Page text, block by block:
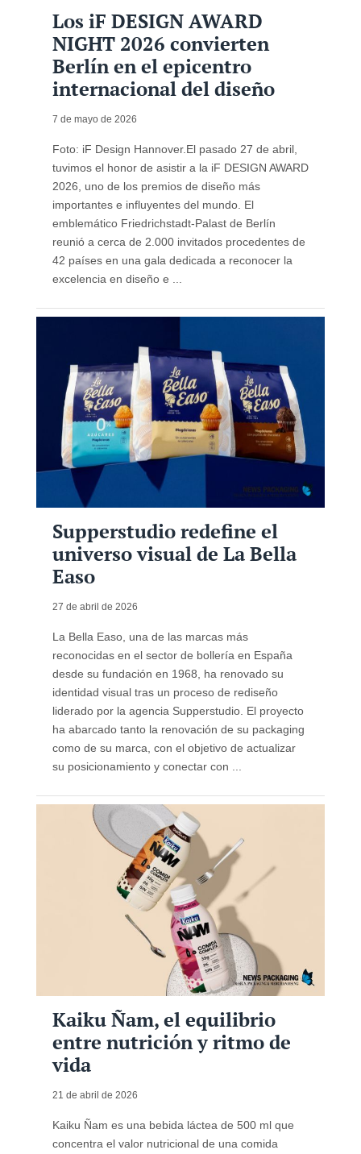
Los iF DESIGN AWARD
NIGHT 2026 convierten
Berlín en el epicentro
internacional del diseño
7 de mayo de 2026
Foto: iF Design Hannover.El pasado 27 de abril,
tuvimos el honor de asistir a la iF DESIGN AWARD
2026, uno de los premios de diseño más
importantes e influyentes del mundo. El
emblemático Friedrichstadt-Palast de Berlín
reunió a cerca de 2.000 invitados procedentes de
42 países en una gala dedicada a reconocer la
excelencia en diseño e ...
Supperstudio redefine el
universo visual de La Bella
Easo
27 de abril de 2026
La Bella Easo, una de las marcas más
reconocidas en el sector de bollería en España
desde su fundación en 1968, ha renovado su
identidad visual tras un proceso de rediseño
liderado por la agencia Supperstudio. El proyecto
ha abarcado tanto la renovación de su packaging
como de su marca, con el objetivo de actualizar
su posicionamiento y conectar con ...
Kaiku Ñam, el equilibrio
entre nutrición y ritmo de
vida
21 de abril de 2026
Kaiku Ñam es una bebida láctea de 500 ml que
concentra el valor nutricional de una comida